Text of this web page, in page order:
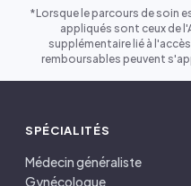
*Lorsque le parcours de soin
appliqués sont ceux de
supplémentaire lié à
remboursables peuvent
SPÉCIALITÉS
Médecin généraliste
Gynécologue